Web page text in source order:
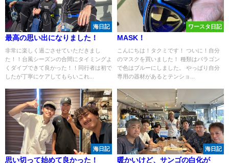
海日記
最高の思い出になりました！
非常に楽しく過ごさせていただきまし
た！！台風シーズンの合間にタイミングよ
くダイブできて良かった！！同行者は初で
したが丁寧にケアしてもらいこれ...
ワースタ日記
MASK！
こんにちは！タクミです！ ついに！自分
のマスクを買いました！ 種類はパラゴン
で色はブルーにしました。 やっぱり自分
専用の器材があるとテンショ...
海日記
思い切って始めて良かった！
海日記
暖かいけど、サンゴの白化が